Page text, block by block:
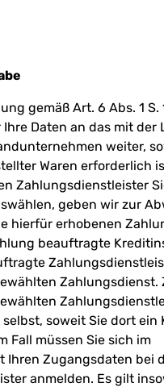
gemäß Art. 6 Abs. 1 S.
Ihre Daten an das mit der
weiter,
Waren erforderlich
Zahlungsdienstleister
geben wir zur
hierfür erhobenen
beauftragte
Zahlungsdienst.
soweit Sie dort ein
Fall müssen Sie sich im
Ihren Zugangsdaten bei
anmelden. Es gilt